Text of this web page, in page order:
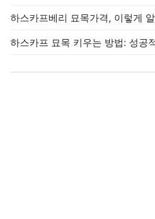
하스카프베리 묘목가격, 이렇게
하스카프 묘목 키우는 방법: 성공